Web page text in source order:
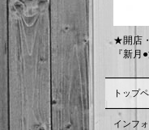
★開店
『新
トップ
インフ